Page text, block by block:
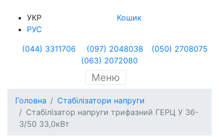
УКР
РУС
Кошик
(044) 3311706 (097) 2048038
(050) 2708075
(063) 2072080
Меню
Головна
Стабілізатори напруги
Стабілізатор напруги трифазний ГЕРЦ У 36-
3/50 33,0кВт